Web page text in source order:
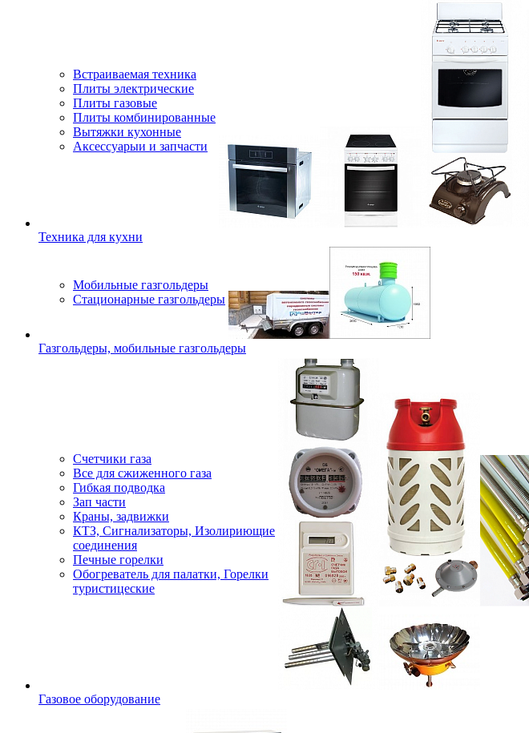
Встраиваемая техника
Плиты электрические
Плиты газовые
Плиты комбинированные
Вытяжки кухонные
Аксессуарыи и запчасти
Техника для кухни
Мобильные газгольдеры
Стационарные газгольдеры
Газгольдеры, мобильные газгольдеры
Счетчики газа
Все для сжиженного газа
Гибкая подводка
Зап части
Краны, задвижки
КТЗ, Сигнализаторы, Изолириющие
соединения
Печные горелки
Обогреватель для палатки, Горелки
туристицеские
Газовое оборудование